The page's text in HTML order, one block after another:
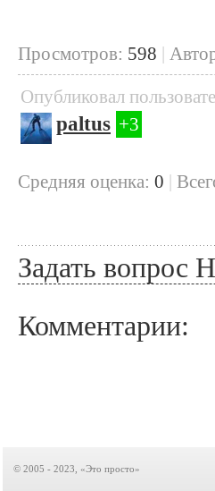
Просмотров: 598 |
Опубликовал
paltus +3
Cредняя оценка: 0 |
Задать вопрос
Комментарии:
© 2005 - 2023, «Это просто»